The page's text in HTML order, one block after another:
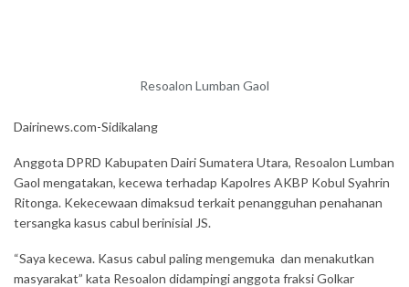
Resoalon Lumban Gaol
Dairinews.com-Sidikalang
Anggota DPRD Kabupaten Dairi Sumatera Utara, Resoalon Lumban
Gaol mengatakan, kecewa terhadap Kapolres AKBP Kobul Syahrin
Ritonga. Kekecewaan dimaksud terkait penangguhan penahanan
tersangka kasus cabul berinisial JS.
“Saya kecewa. Kasus cabul paling mengemuka dan menakutkan
masyarakat” kata Resoalon didampingi anggota fraksi Golkar